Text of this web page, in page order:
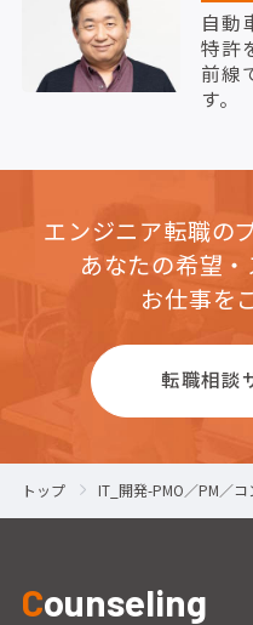
自動
特許
前線
す。
エンジニア転職の
あなたの希望
お仕事を
転職相談
トップ IT_開発-PMO／PM／
Counseling